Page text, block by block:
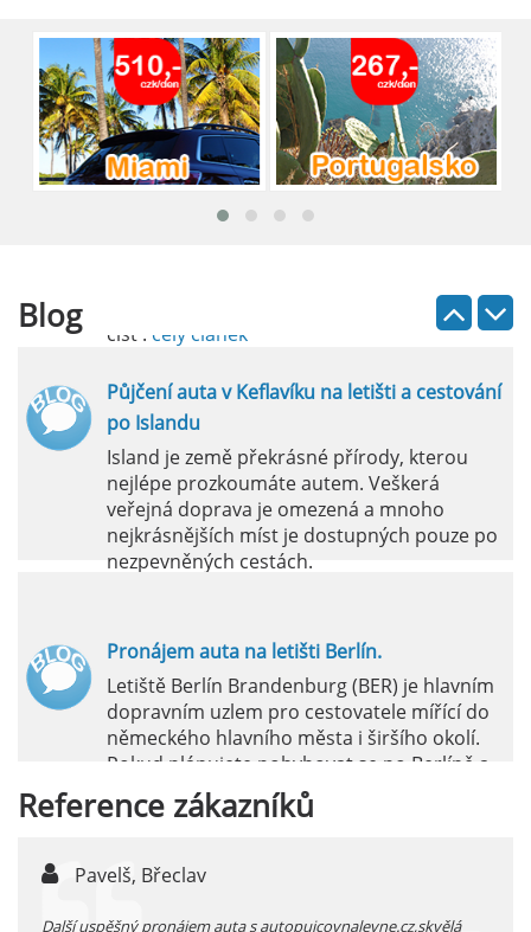
Blog
brána do regionu Costa Blanca, se nachází
přibližně 9 km od centra Alicante.
číst :celý článek
Pronájem auta na letišti Lefkada: Kompletní
průvodce
Půjčení auta na letišti Lefkada je skvělý
číst : celý článek
Půjčení auta v Keflavíku na letišti a cestování
po Islandu
Island je země překrásné přírody, kterou
nejlépe prozkoumáte autem. Veškerá
veřejná doprava je omezená a mnoho
nejkrásnějších míst je dostupných pouze po
nezpevněných cestách.
Pronájem auta na letišti Berlín.
Letiště Berlín Brandenburg (BER) je hlavním
dopravním uzlem pro cestovatele mířící do
německého hlavního města i širšího okolí.
Pokud plánujete pohybovat se po Berlíně a
okolních regionech bez omezení, pronájem
auta přímo na letišti je ideální volbou.
Reference zákazníků
Pavelš, Břeclav
Další uspěšný pronájem auta s autopujcovnalevne.cz,skvělá